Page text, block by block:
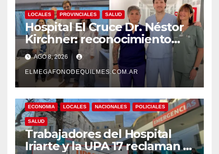
LOCALES PROVINCIALES SALUD
Hospital El Cruce Dr. Néstor
Kirchner: reconocimiento
internacional a la calidad de
su atención
AGO 8, 2026
ELMEGAFONODEQUILMES.COM.AR
ECONOMIA LOCALES NACIONALES POLICIALES
SALUD
Trabajadores del Hospital
Iriarte y la UPA 17 reclaman el